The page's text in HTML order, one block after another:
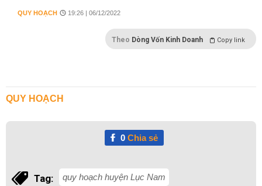
QUY HOẠCH 19:26 | 06/12/2022
Theo Dòng Vốn Kinh Doanh Copy link
QUY HOẠCH
0Chia sẻ
Tag: quy hoạch huyện Lục Nam